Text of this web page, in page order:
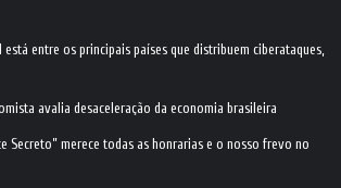
está entre os principais países que distribuem ciberataques,
avalia desaceleração da economia brasileira
Secreto” merece todas as honrarias e o nosso frevo no